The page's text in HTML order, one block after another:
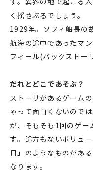
す。異界の地で起こる
く揺さぶるでしょう。
1929年。ソフィ船長の
航海の途中であったマ
フィール(バックストー
だれとどこであそぶ？
ストーリがあるゲーム
ゃって面白くないので
が、そもそも1回のゲー
す。途方もないボリュ
日」のようなものがあ
なります。